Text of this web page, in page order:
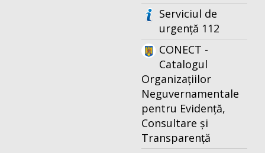
Serviciul de
urgență 112
CONECT -
Catalogul
Organizațiilor
Neguvernamentale
pentru Evidență,
Consultare și
Transparență